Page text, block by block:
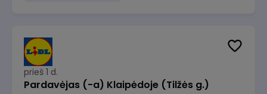
prieš 1 d.
Pardavėjas (-a) Klaipėdoje (Tilžės g.)